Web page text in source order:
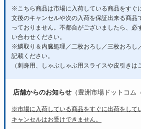
※こちら商品は市場に入荷している商品をすぐ
文後のキャンセルや次の入荷を保証出来る商品
っておりません。不都合がございましたら、必
い合わせください。
※鱗取り＆内臓処理／二枚おろし／三枚おろ
記載ください。
（刺身用、しゃぶしゃぶ用スライスや皮引きは
店舗からのお知らせ （豊洲市場ドットコム
※市場に入荷している商品をすぐに出荷をして
キャンセルはお受けできません。